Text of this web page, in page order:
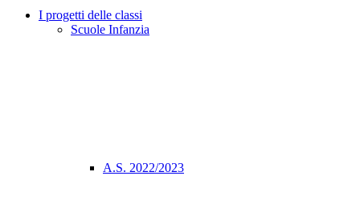
I progetti delle classi
Scuole Infanzia
A.S. 2022/2023